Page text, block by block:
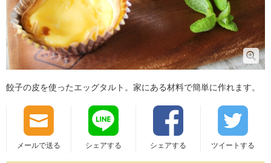
餃子の皮を使ったエッグタルト。家にある材料で簡単に作れます。
メールで送る シェアする シェアする ツイートする